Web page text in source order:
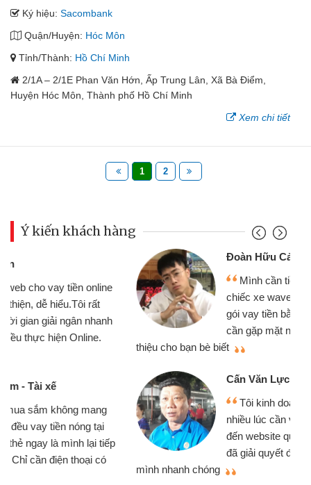
Ký hiệu: Sacombank
Quận/Huyện: Hóc Môn
Tỉnh/Thành: Hồ Chí Minh
2/1A – 2/1E Phan Văn Hớn, Ấp Trung Lân, Xã Bà Điểm,
Huyện Hóc Môn, Thành phố Hồ Chí Minh
Xem chi tiết
1 2
Ý kiến khách hàng
Đoàn Hữu Cảnh
Mình cần tiền gấp nên định cầm cố
chiếc xe wave nhưng thật may đã có
gói vay tiền bằng CMND online không
cần gặp mặt nên rất tiện lợi, sẽ giới
Cấn Văn Lực - Tạp hóa
Tôi kinh doanh buôn bán nhỏ lẻ
nhiều lúc cần vốn nhập hàng, nhờ biết
đến website qua bạn bè giới thiệu tôi
đã giải quyết được công việc của